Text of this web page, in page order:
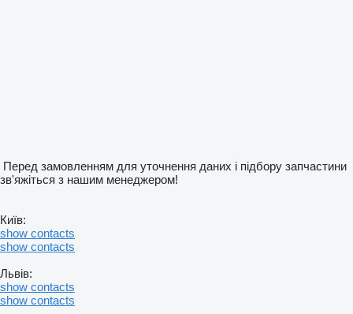
Перед замовленням для уточнення даних і підбору запчастини
зв'яжіться з нашим менеджером!
Київ:
show contacts
show contacts
Львів:
show contacts
show contacts